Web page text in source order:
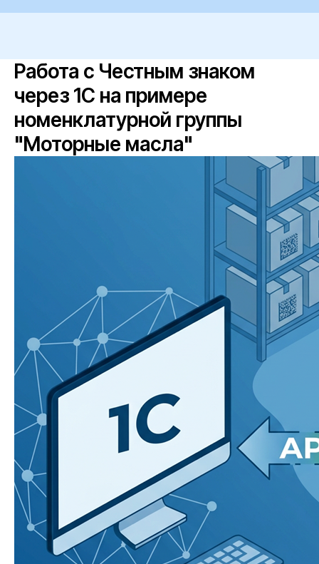
Работа с Честным знаком
через 1С на примере
номенклатурной группы
"Моторные масла"